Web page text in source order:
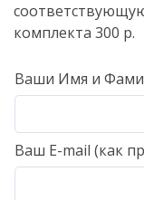
комплекта 300 р.
Ваши Имя и
Ваш E-mail (как